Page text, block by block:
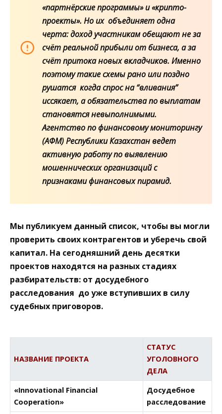
«партнёрские программы» и «крипто-
проекты». Но их объединяет одна
черта: доход участникам обещают не за
счёт реальной прибыли от бизнеса, а за
счёт притока новых вкладчиков. Именно
поэтому такие схемы рано или поздно
рушатся когда спрос на “вливания”
иссякает, а обязательства по выплатам
становятся невыполнимыми.
Агентство по финансовому мониторингу
(АФМ) Республики Казахстан ведет
активную работу по выявлению
мошеннических организаций с
признаками финансовых пирамид.
Мы публикуем данный список, чтобы вы могли
проверить своих контрагентов и уберечь свой
капитал. На сегодняшний день десятки
проектов находятся на разных стадиях
разбирательств: от досудебного
расследования до уже вступивших в силу
судебных приговоров.
НАЗВАНИЕ ПРОЕКТА
СТАТУС
УГОЛОВНОГО
ДЕЛА
«Innovational Financial
Cooperation»
Досудебное
расследование